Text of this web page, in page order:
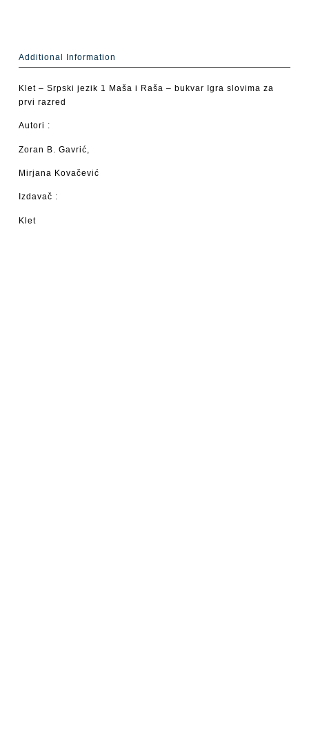
Additional Information
Klet – Srpski jezik 1 Maša i Raša – bukvar Igra slovima za
prvi razred
Autori :
Zoran B. Gavrić,
Mirjana Kovačević
Izdavač :
Klet